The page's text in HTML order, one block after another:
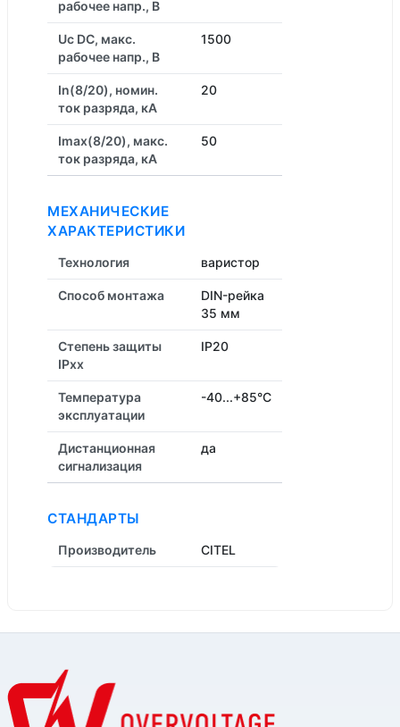
рабочее напр., В
Uc DC, макс.
рабочее напр., В
1500
In(8/20), номин.
ток разряда, кА
20
Imax(8/20), макс.
ток разряда, кА
50
МЕХАНИЧЕСКИЕ
ХАРАКТЕРИСТИКИ
Технология варистор
Способ монтажа
DIN-рейка
35 мм
Степень защиты
IPxx
IP20
Температура
эксплуатации
-40...+85°C
Дистанционная
cигнализация
да
СТАНДАРТЫ
Производитель CITEL